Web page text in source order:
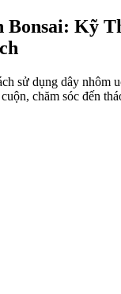
Bonsai: Kỹ
sử dụng dây nhôm
chăm sóc đến